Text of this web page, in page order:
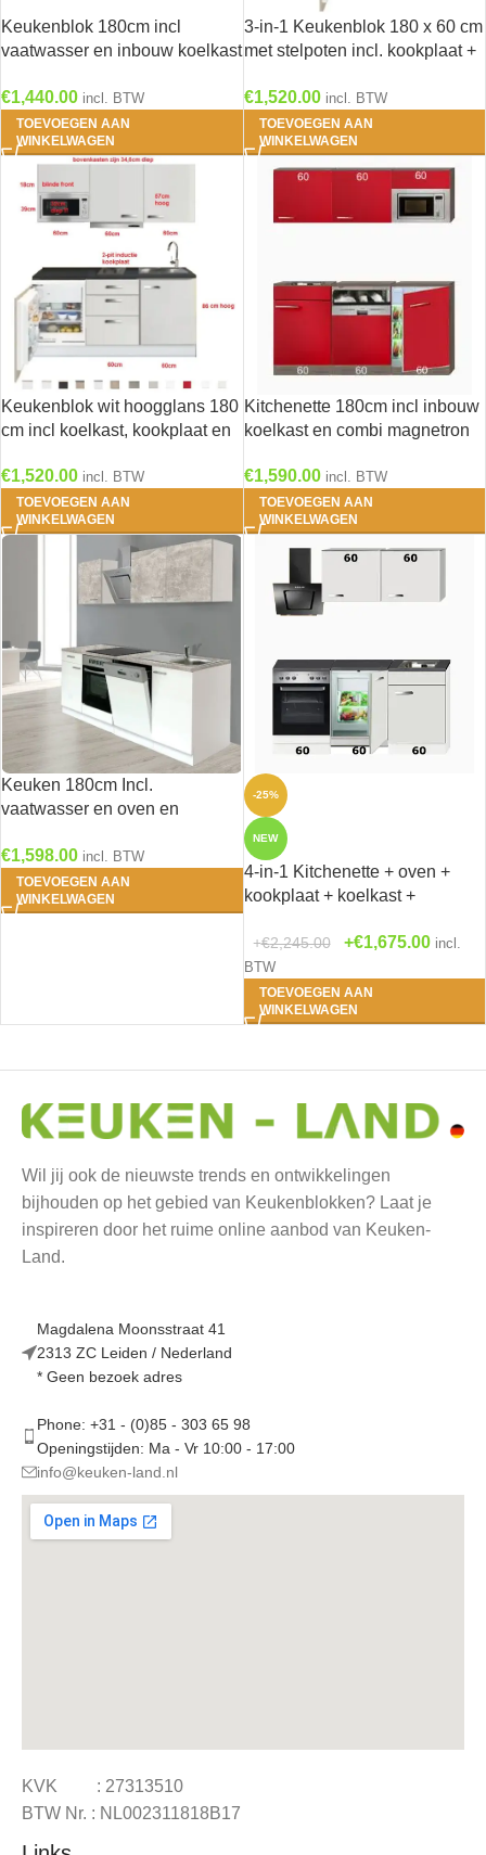
Keukenblok 180cm incl
vaatwasser en inbouw koelkast
€1,440.00 incl. BTW
TOEVOEGEN AAN
WINKELWAGEN
3-in-1 Keukenblok 180 x 60 cm
met stelpoten incl. kookplaat +
€1,520.00 incl. BTW
TOEVOEGEN AAN
WINKELWAGEN
Keukenblok wit hoogglans 180
cm incl koelkast, kookplaat en
€1,520.00 incl. BTW
TOEVOEGEN AAN
WINKELWAGEN
Kitchenette 180cm incl inbouw
koelkast en combi magnetron
€1,590.00 incl. BTW
TOEVOEGEN AAN
WINKELWAGEN
Keuken 180cm Incl.
vaatwasser en oven en
€1,598.00 incl. BTW
TOEVOEGEN AAN
WINKELWAGEN
-25%
NEW
4-in-1 Kitchenette + oven +
kookplaat + koelkast +
€2,245.00 €1,675.00 incl.
BTW
TOEVOEGEN AAN
WINKELWAGEN
Wil jij ook de nieuwste trends en ontwikkelingen
bijhouden op het gebied van Keukenblokken? Laat je
inspireren door het ruime online aanbod van Keuken-
Land.
Magdalena Moonsstraat 41
2313 ZC Leiden / Nederland
* Geen bezoek adres
Phone: +31 - (0)85 - 303 65 98
Openingstijden: Ma - Vr 10:00 - 17:00
info@keuken-land.nl
KVK : 27313510
BTW Nr. : NL002311818B17